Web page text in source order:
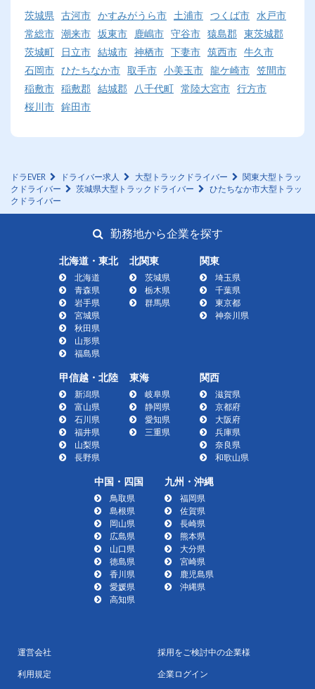
茨城県 古河市 かすみがうら市 土浦市 つくば市 水戸市
常総市 潮来市 坂東市 鹿嶋市 守谷市 猿島郡 東茨城郡
茨城町
日立市 結城市 神栖市 下妻市 筑西市 牛久市
石岡市 ひたちなか市 取手市 小美玉市 龍ケ崎市 笠間市
稲敷市 稲敷郡 結城郡 八千代町 常陸大宮市 行方市
桜川市 鉾田市
ドラEVER ドライバー求人 大型トラックドライバー
関東大型トラッ
クドライバー
茨城県大型トラックドライバー
ひたちなか市大型トラッ
クドライバー
勤務地から企業を探す
北海道・東北
北海道
青森県
岩手県
宮城県
秋田県
山形県
福島県
北関東
茨城県
栃木県
群馬県
関東
埼玉県
千葉県
東京都
神奈川県
甲信越・北陸
新潟県
富山県
石川県
福井県
山梨県
長野県
東海
岐阜県
静岡県
愛知県
三重県
関西
滋賀県
京都府
大阪府
兵庫県
奈良県
和歌山県
中国・四国
鳥取県
島根県
岡山県
広島県
山口県
徳島県
香川県
愛媛県
高知県
九州・沖縄
福岡県
佐賀県
長崎県
熊本県
大分県
宮崎県
鹿児島県
沖縄県
運営会社
利用規定
採用をご検討中の企業様
企業ログイン